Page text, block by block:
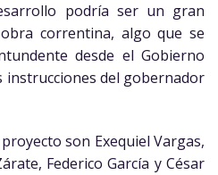
podría ser un gran
correntina, algo que se
desde el Gobierno
instrucciones del gobernador
son Exequiel Vargas,
Federico García y César